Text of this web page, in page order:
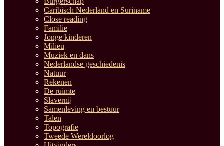
Caribisch Nederland en Suriname
Close reading
Familie
Jonge kinderen
Milieu
Muziek en dans
Nederlandse geschiedenis
Natuur
Rekenen
De ruimte
Slavernij
Samenleving en bestuur
Talen
Topografie
Tweede Wereldoorlog